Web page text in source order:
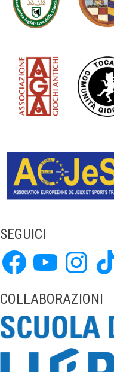
SEGUICI
FacebookYouTube Instagram TikTok
COLLABORAZIONI